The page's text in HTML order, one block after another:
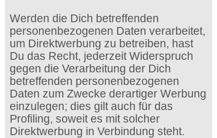
Werden die Dich betreffenden
personenbezogenen Daten verarbeitet,
um Direktwerbung zu betreiben, hast
Du das Recht, jederzeit Widerspruch
gegen die Verarbeitung der Dich
betreffenden personenbezogenen
Daten zum Zwecke derartiger Werbung
einzulegen; dies gilt auch für das
Profiling, soweit es mit solcher
Direktwerbung in Verbindung steht.